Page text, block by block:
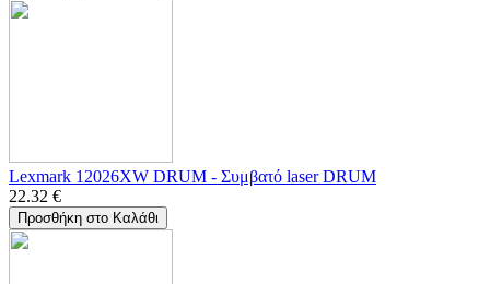
Lexmark 12026XW DRUM - Συμβατό laser DRUM
22.32 €
Προσθήκη στο Καλάθι